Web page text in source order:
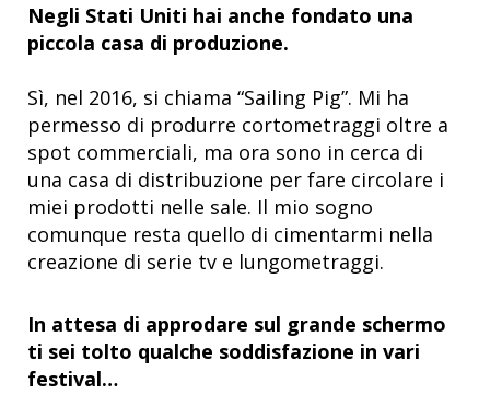
Negli Stati Uniti hai anche fondato una
piccola casa di produzione.
Sì, nel 2016, si chiama “Sailing Pig”. Mi ha
permesso di produrre cortometraggi oltre a
spot commerciali, ma ora sono in cerca di
una casa di distribuzione per fare circolare i
miei prodotti nelle sale. Il mio sogno
comunque resta quello di cimentarmi nella
creazione di serie tv e lungometraggi.
In attesa di approdare sul grande schermo
ti sei tolto qualche soddisfazione in vari
festival…